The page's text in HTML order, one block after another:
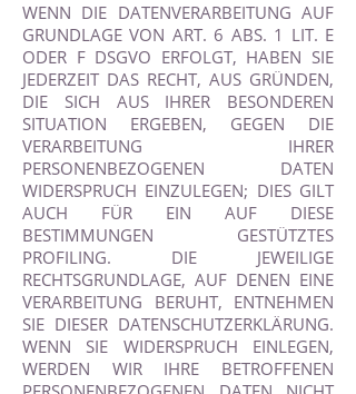
WENN DIE DATENVERARBEITUNG AUF
GRUNDLAGE VON ART. 6 ABS. 1 LIT. E
ODER F DSGVO ERFOLGT, HABEN SIE
JEDERZEIT DAS RECHT, AUS GRÜNDEN,
DIE SICH AUS IHRER BESONDEREN
SITUATION ERGEBEN, GEGEN DIE
VERARBEITUNG IHRER
PERSONENBEZOGENEN DATEN
WIDERSPRUCH EINZULEGEN; DIES GILT
AUCH FÜR EIN AUF DIESE
BESTIMMUNGEN GESTÜTZTES
PROFILING. DIE JEWEILIGE
RECHTSGRUNDLAGE, AUF DENEN EINE
VERARBEITUNG BERUHT, ENTNEHMEN
SIE DIESER DATENSCHUTZERKLÄRUNG.
WENN SIE WIDERSPRUCH EINLEGEN,
WERDEN WIR IHRE BETROFFENEN